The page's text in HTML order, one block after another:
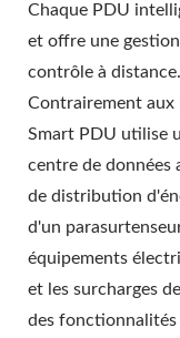
Chaque PDU
et offre une
contrôle à distance.
Contrairement aux
Smart PDU utilise
centre de données
de distribution
d'un
équipements
et les surcharges
des fonctionnalités